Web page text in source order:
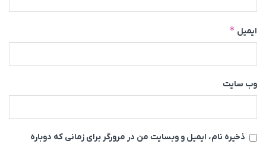
ایمیل *
وب‌ سایت
ذخیره نام، ایمیل و وبسایت من در مرورگر برای زمانی که دوباره